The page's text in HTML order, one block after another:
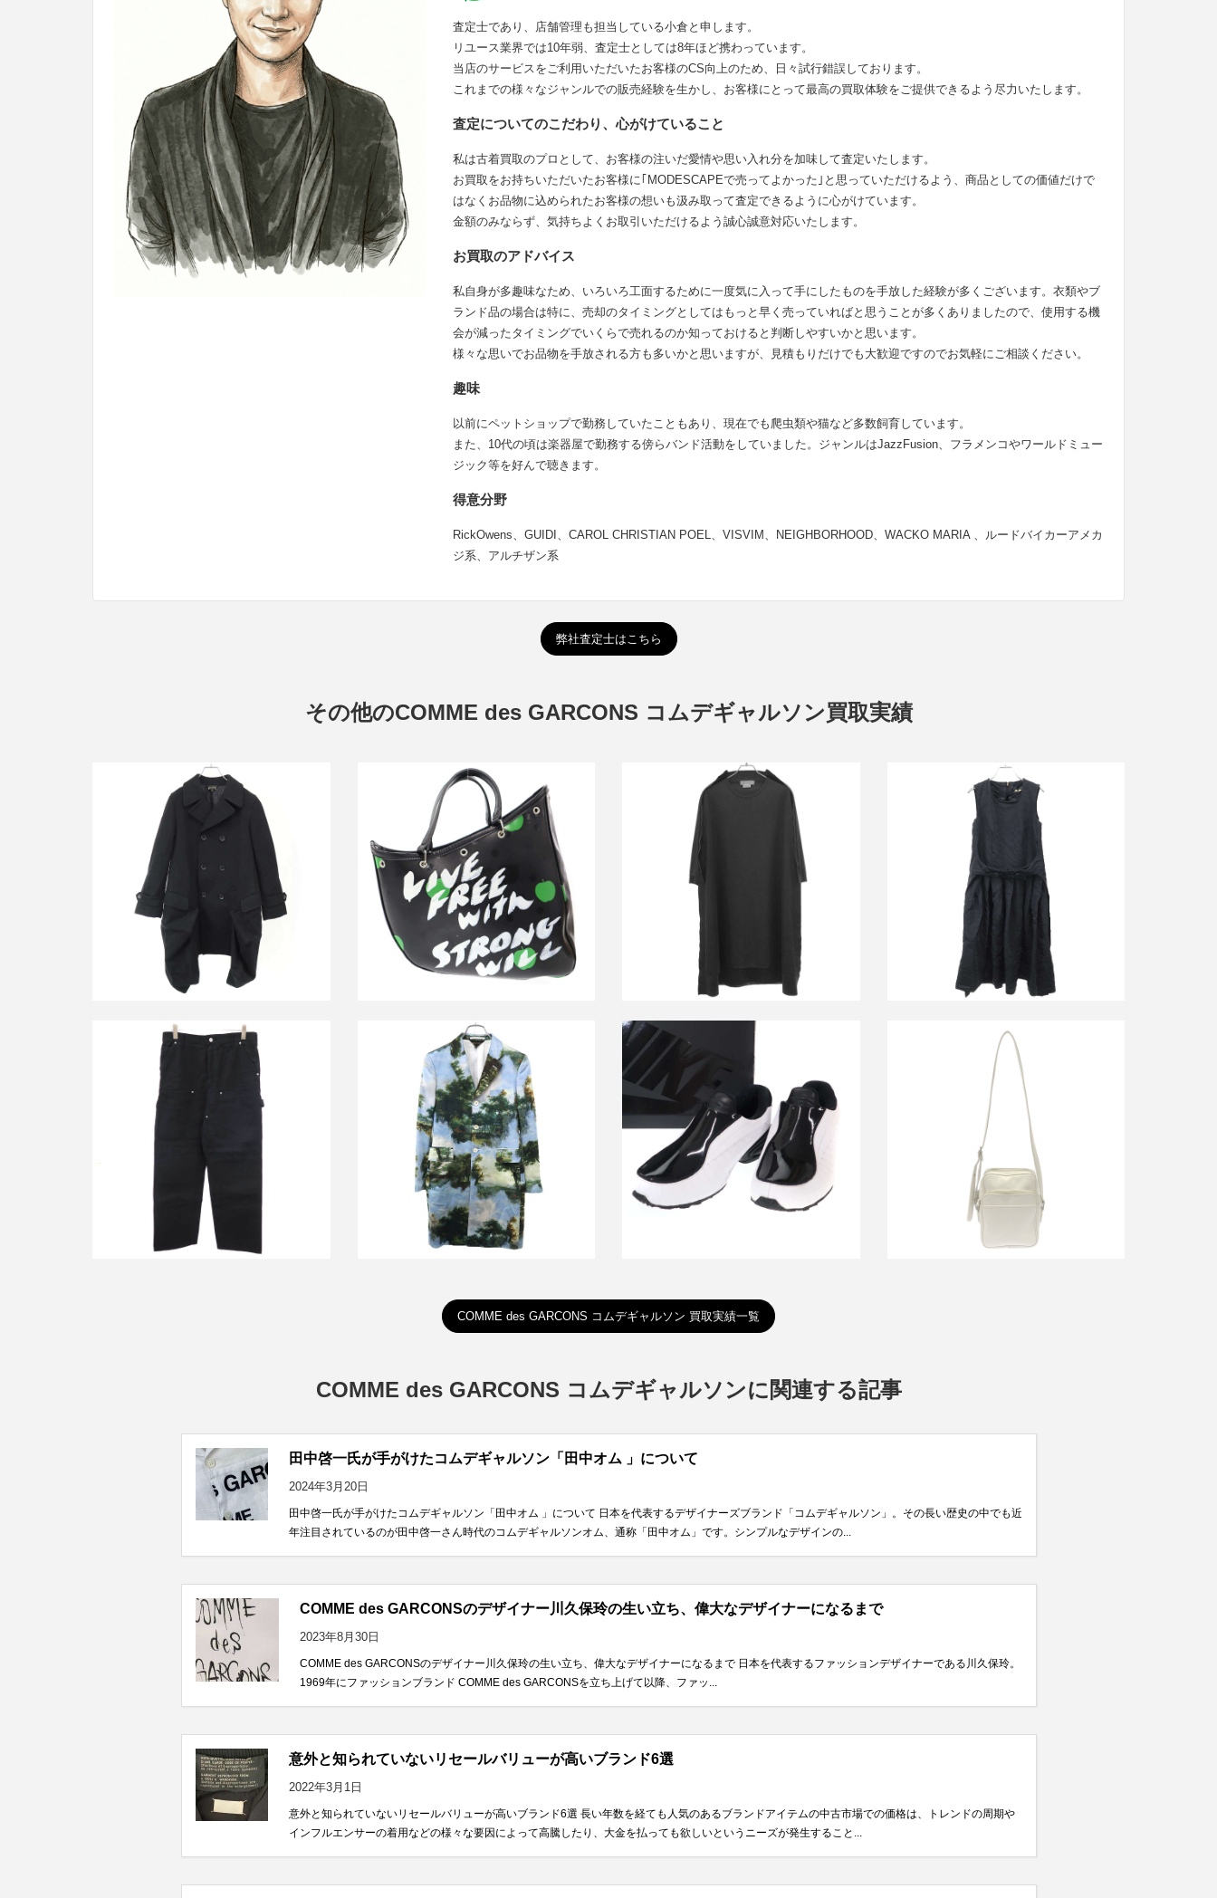
査定士であり、店舗管理も担当している小倉と申します。
リユース業界では10年弱、査定士としては8年ほど携わっています。
当店のサービスをご利用いただいたお客様のCS向上のため、日々試行錯誤しております。
これまでの様々なジャンルでの販売経験を生かし、お客様にとって最高の買取体験をご提供できるよう尽力いたします。
査定についてのこだわり、心がけていること
私は古着買取のプロとして、お客様の注いだ愛情や思い入れ分を加味して査定いたします。
お買取をお持ちいただいたお客様に｢MODESCAPEで売ってよかった｣と思っていただけるよう、商品としての価値だけで
はなくお品物に込められたお客様の想いも汲み取って査定できるように心がけています。
金額のみならず、気持ちよくお取引いただけるよう誠心誠意対応いたします。
お買取のアドバイス
私自身が多趣味なため、いろいろ工面するために一度気に入って手にしたものを手放した経験が多くございます。衣類やブ
ランド品の場合は特に、売却のタイミングとしてはもっと早く売っていればと思うことが多くありましたので、使用する機
会が減ったタイミングでいくらで売れるのか知っておけると判断しやすいかと思います。
様々な思いでお品物を手放される方も多いかと思いますが、見積もりだけでも大歓迎ですのでお気軽にご相談ください。
趣味
以前にペットショップで勤務していたこともあり、現在でも爬虫類や猫など多数飼育しています。
また、10代の頃は楽器屋で勤務する傍らバンド活動をしていました。ジャンルはJazzFusion、フラメンコやワールドミュー
ジック等を好んで聴きます。
得意分野
RickOwens、GUIDI、CAROL CHRISTIAN POEL、VISVIM、NEIGHBORHOOD、WACKO MARIA 、ルードバイカーアメカ
ジ系、アルチザン系
弊社査定士はこちら
その他のCOMME des GARCONS コムデギャルソン買取実績
コムデギャルソン 23AW ウールメルト
ン パテッドコート GL-C002
買取金額48,000円
コムデギャルソン The Beatles LIVE
FREE with STRONG WILL メッセージ
トートバッグ VZ-K250-051
買取金額36,000円
詳しく見る
コムデギャルソンコムデギャルソン
22AW フラット ドッキングショートス
リーブ ワンピース RJ-T013
買取金額9,600円
コムデギャルソンコムデギャルソン
21AW ワンピース RH-A001
買取金額24,000円
アイ ジュンヤワタナベ カーハート
25AW ダブルニーペインターワークパ
ンツ
詳しく見る
コムデギャルソン 20SS Orlando シルク
グラフィックシングルコート
買取金額14,400円
詳しく見る
ナイキ コムデギャルソンオムプリュス
AIR MAX DOLCHE SP CDP スニーカ
詳しく見る
コムデギャルソン フェイクレザーショ
ルダーバッグ
買取金額8,400円
詳しく見る
COMME des GARCONS コムデギャルソン 買取実績一覧
COMME des GARCONS コムデギャルソンに関連する記事
田中啓一氏が手がけたコムデギャルソン「田中オム 」について
2024年3月20日
田中啓一氏が手がけたコムデギャルソン「田中オム 」について 日本を代表するデザイナーズブランド「コムデギャルソン」。その長い歴史の中でも近
年注目されているのが田中啓一さん時代のコムデギャルソンオム、通称「田中オム」です。シンプルなデザインの...
COMME des GARCONSのデザイナー川久保玲の生い立ち、偉大なデザイナーになるまで
2023年8月30日
COMME des GARCONSのデザイナー川久保玲の生い立ち、偉大なデザイナーになるまで 日本を代表するファッションデザイナーである川久保玲。
1969年にファッションブランド COMME des GARCONSを立ち上げて以降、ファッ...
意外と知られていないリセールバリューが高いブランド6選
2022年3月1日
意外と知られていないリセールバリューが高いブランド6選 長い年数を経ても人気のあるブランドアイテムの中古市場での価格は、トレンドの周期や
インフルエンサーの着用などの様々な要因によって高騰したり、大金を払っても欲しいというニーズが発生すること...